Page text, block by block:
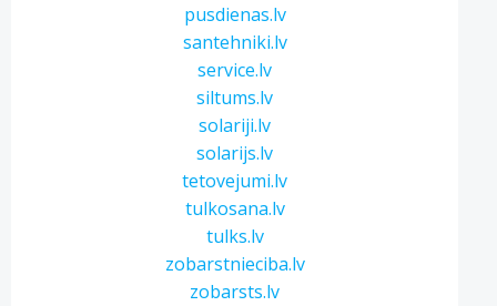
pusdienas.lv
santehniki.lv
service.lv
siltums.lv
solariji.lv
solarijs.lv
tetovejumi.lv
tulkosana.lv
tulks.lv
zobarstnieciba.lv
zobarsts.lv